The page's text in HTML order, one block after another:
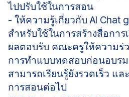
ไปปรับใช้ในการสอน
- ให้ความรู้เกี่ยวกับ AI Chat
สำหรับใช้ในการสร้างสื่อการ
ผลตอบรับ คณะครูให้ความร่
การทำแบบทดสอบก่อนอบร
สามารถเรียนรู้ยังรวดเร็ว แ
การสอนต่อไป